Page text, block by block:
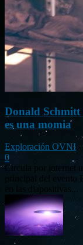
Donald Schmitt
es una momia
Exploración OVNI -
0
Circula por internet
principal del evento
en las diapositivas...